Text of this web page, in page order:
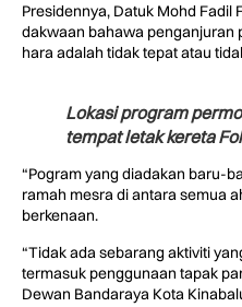
Presidennya, Datuk Mohd Fadil
dakwaan bahawa penganjuran
hara adalah tidak tepat atau
Lokasi program
tempat letak kereta
“Pogram yang diadakan baru-
ramah mesra di antara semua
berkenaan.
“Tidak ada sebarang aktiviti
termasuk penggunaan tapak
Dewan Bandaraya Kota